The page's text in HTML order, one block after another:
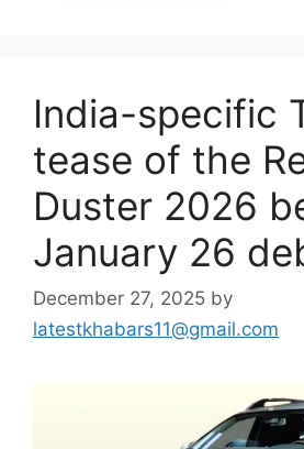
India-specific
tease of the
Duster 2026
January 26
December 27, 2025 by
latestkhabars11@gmail.com